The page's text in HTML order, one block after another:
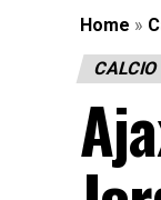
Home »